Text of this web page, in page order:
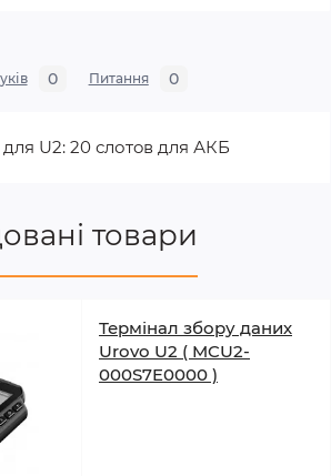
0 Питання 0
U2: 20 слотoв для АКБ
товари
Термінал збору даних
Urovo U2 ( MCU2-
000S7E0000 )